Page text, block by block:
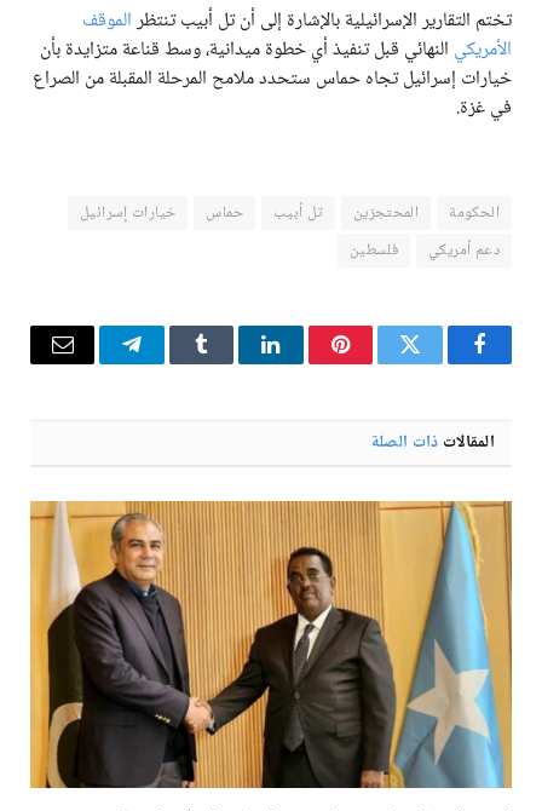
تختم التقارير الإسرائيلية بالإشارة إلى أن تل أبيب تنتظرالموقف
الأمريكي النهائي قبل تنفيذ أي خطوة ميدانية، وسط قناعة متزايدة بأن
خيارات إسرائيل تجاه حماس ستحدد ملامح المرحلة المقبلة من الصراع
في غزة.
الحكومة المحتجزين تل أبيب حماس
خيارات إسرائيل
دعم أمريكي
فلسطين
فيسبوكتويتر بينتيريستلينكدإن Tumblr تيلقرام البريد
المقالات ذات الصلة